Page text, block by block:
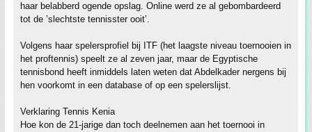
haar belabberd ogende opslag. Online werd ze al gebombardeerd
tot de ’slechtste tennisster ooit’.
Volgens haar spelersprofiel bij ITF (het laagste niveau toernooien in
het proftennis) speelt ze al zeven jaar, maar de Egyptische
tennisbond heeft inmiddels laten weten dat Abdelkader nergens bij
hen voorkomt in een database of op een spelerslijst.
Verklaring Tennis Kenia
Hoe kon de 21-jarige dan toch deelnemen aan het toernooi in